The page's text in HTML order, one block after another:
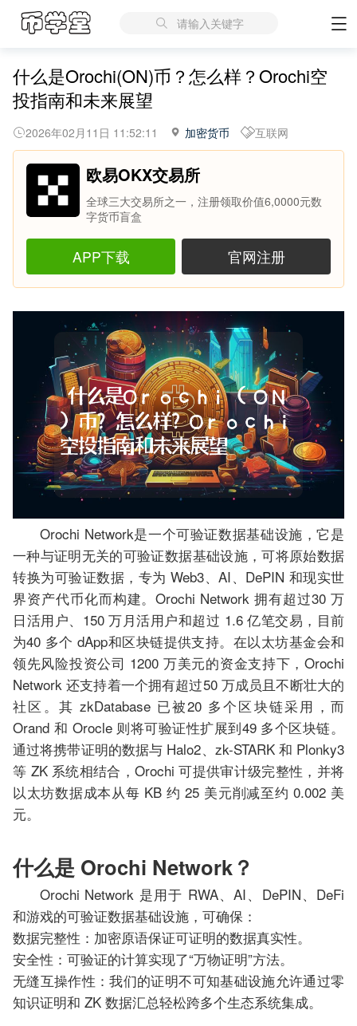
请输入关键字
什么是Orochi(ON)币？怎么样？Orochi空
投指南和未来展望
2026年02月11日 11:52:11 加密货币 互联网
欧易OKX交易所
全球三大交易所之一，注册领取价值6,0000元数
字货币盲盒
APP下载 官网注册
Orochi Network是一个可验证数据基础设施，它是
一种与证明无关的可验证数据基础设施，可将原始数据
转换为可验证数据，专为 Web3、AI、DePIN 和现实世
界资产代币化而构建。Orochi Network 拥有超过30 万
日活用户、150 万月活用户和超过 1.6 亿笔交易，目前
为40 多个 dApp和区块链提供支持。在以太坊基金会和
领先风险投资公司 1200 万美元的资金支持下，Orochi
Network 还支持着一个拥有超过50 万成员且不断壮大的
社区。其 zkDatabase 已被20 多个区块链采用，而
Orand 和 Orocle 则将可验证性扩展到49 多个区块链。
通过将携带证明的数据与 Halo2、zk-STARK 和 Plonky3
等 ZK 系统相结合，Orochi 可提供审计级完整性，并将
以太坊数据成本从每 KB 约 25 美元削减至约 0.002 美
元。
什么是 Orochi Network？
Orochi Network 是用于 RWA、AI、DePIN、DeFi
和游戏的可验证数据基础设施，可确保：
数据完整性：加密原语保证可证明的数据真实性。
安全性：可验证的计算实现了“万物证明”方法。
无缝互操作性：我们的证明不可知基础设施允许通过零
知识证明和 ZK 数据汇总轻松跨多个生态系统集成。